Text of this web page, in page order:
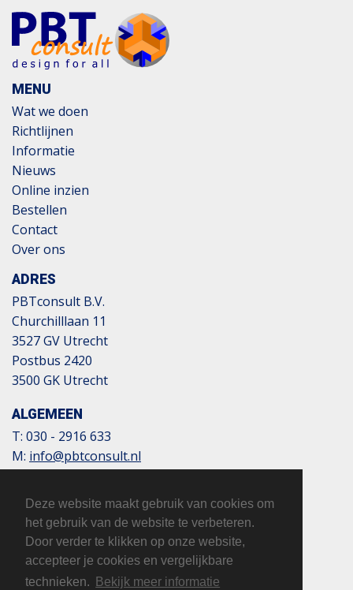
Deze website maakt gebruik van cookies om
het gebruik van de website te verbeteren.
Door verder te klikken op onze website,
accepteer je cookies en vergelijkbare
technieken.
Bekijk meer informatie
MENU
Wat we doen
Richtlijnen
Informatie
Nieuws
Online inzien
Bestellen
Contact
Over ons
ADRES
PBTconsult B.V.
Churchilllaan 11
3527 GV Utrecht
Postbus 2420
3500 GK Utrecht
ALGEMEEN
T: 030 - 2916 633
M: info@pbtconsult.nl
BTW: 817124305B01
KvK: 32110854